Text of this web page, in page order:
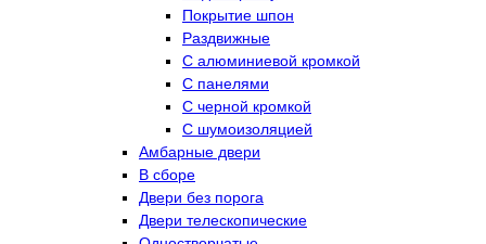
Покрытие шпон
Раздвижные
С алюминиевой кромкой
С панелями
С черной кромкой
С шумоизоляцией
Амбарные двери
В сборе
Двери без порога
Двери телескопические